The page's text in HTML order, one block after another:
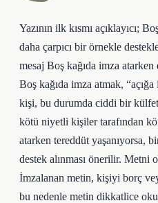
Yazının ilk kısmı açıklayıcı;
daha çarpıcı bir örnekle
mesaj Boş kağıda imza
Boş kağıda imza atmak,
kişi, bu durumda ciddi bir
kötü niyetli kişiler tarafından
atarken tereddüt yaşanıyorsa,
destek alınması önerilir. Metni
İmzalanan metin, kişiyi borç
bu nedenle metin dikkatlice